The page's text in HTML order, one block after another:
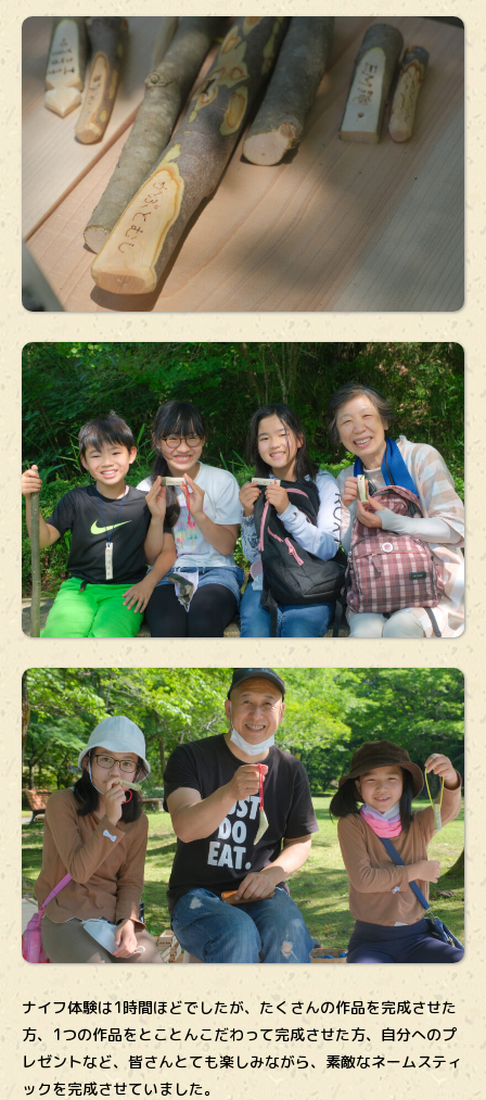
ナイフ体験は1時間ほどでしたが、たくさんの作品を完成させた
方、1つの作品をとことんこだわって完成させた方、自分へのプ
レゼントなど、皆さんとても楽しみながら、素敵なネームスティ
ックを完成させていました。